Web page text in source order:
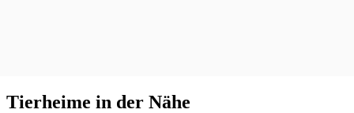
Tierheime in der Nähe